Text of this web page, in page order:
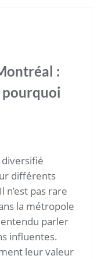
:
pourquoi
différents
pas rare
la métropole
parler
influentes.
leur valeur